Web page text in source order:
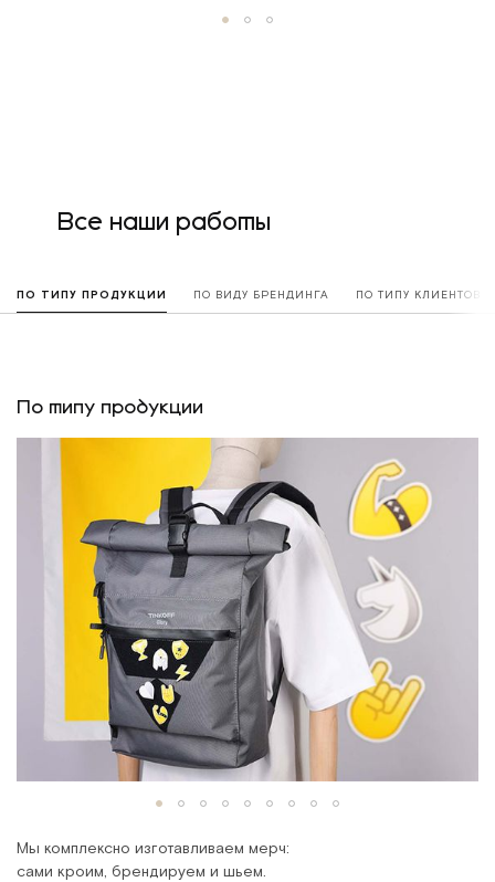
Все наши работы
ПО ТИПУ ПРОДУКЦИИ ПО ВИДУ БРЕНДИНГА ПО ТИПУ КЛИЕНТОВ
Мы комплексно изготавливаем мерч:
сами кроим, брендируем и шьем.
По типу продукции